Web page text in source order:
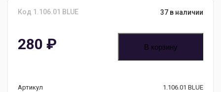
Код 1.106.01 BLUE 37 в наличии
280 ₽ В корзину
Артикул
1.106.01 BLUE